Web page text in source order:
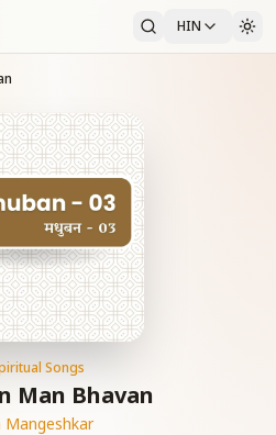
HIN
Songs
Man Bhavan
Mangeshkar